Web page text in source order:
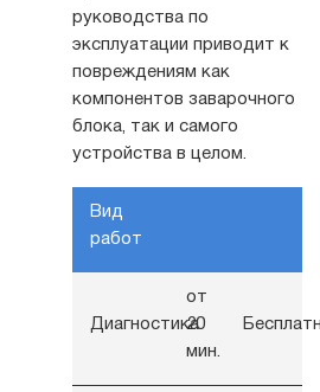
руководства по
эксплуатации приводит к
повреждениям как
компонентов заварочного
блока, так и самого
устройства в целом.
Вид
работ
Диагностика
от
20
мин.